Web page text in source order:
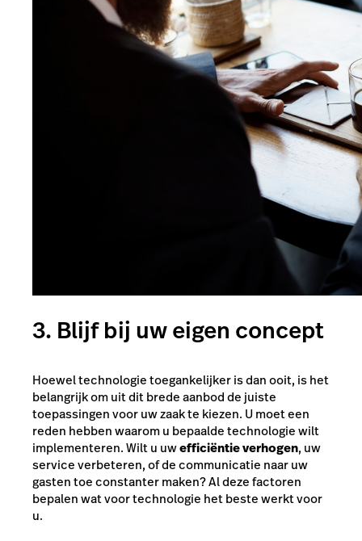
3. Blijf bij uw eigen concept
Hoewel technologie toegankelijker is dan ooit, is het
belangrijk om uit dit brede aanbod de juiste
toepassingen voor uw zaak te kiezen. U moet een
reden hebben waarom u bepaalde technologie wilt
implementeren. Wilt u uwefficiëntie verhogen, uw
service verbeteren, of de communicatie naar uw
gasten toe constanter maken? Al deze factoren
bepalen wat voor technologie het beste werkt voor
u.